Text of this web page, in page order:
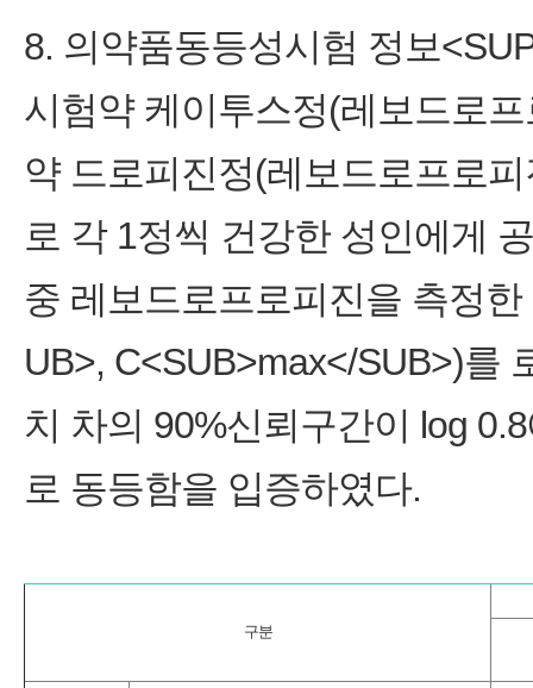
8. 의약품동등성시험 정보
시험약 케이투스정(레보드로
약 드로피진정(레보드로프로
로 각 1정씩 건강한 성인에게
중 레보드로프로피진을 측정
UB>, C˂SUB>max˂/SUB>)를
치 차의 90%신뢰구간이 log
로 동등함을 입증하였다.
구분